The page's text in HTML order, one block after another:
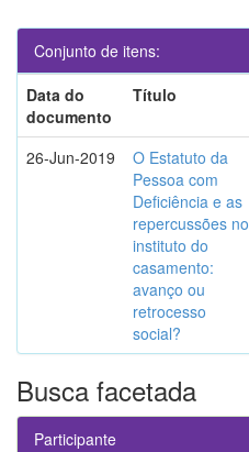
Conjunto de itens:
Data do
documento
Título
26-Jun-2019
O Estatuto da
Pessoa com
Deficiência e as
repercussões no
instituto do
casamento:
avanço ou
retrocesso
social?
Busca facetada
Participante